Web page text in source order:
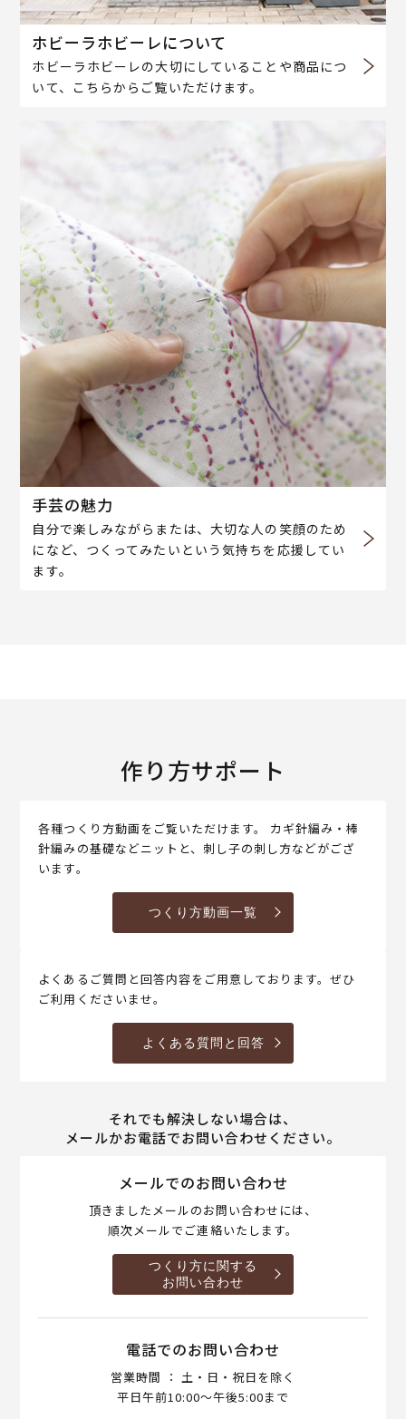
ホビーラホビーレについて
ホビーラホビーレの大切にしていることや商品につ
いて、こちらからご覧いただけます。
手芸の魅力
自分で楽しみながらまたは、大切な人の笑顔のため
になど、つくってみたいという気持ちを応援してい
ます。
作り方サポート
各種つくり方動画をご覧いただけます。 カギ針編み・棒
針編みの基礎などニットと、刺し子の刺し方などがござ
います。
つくり方動画一覧
よくあるご質問と回答内容をご用意しております。ぜひ
ご利用くださいませ。
よくある質問と回答
それでも解決しない場合は、
メールかお電話でお問い合わせください。
メールでのお問い合わせ
頂きましたメールのお問い合わせには、
順次メールでご連絡いたします。
つくり方に関する
お問い合わせ
電話でのお問い合わせ
営業時間 ： 土・日・祝日を除く
平日午前10:00～午後5:00まで